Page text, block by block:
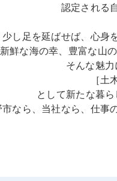
認定される
少し足を延ばせば、心身
新鮮な海の幸、豊富な山
そんな魅力
［土
として新たな暮
なら、当社なら、仕事